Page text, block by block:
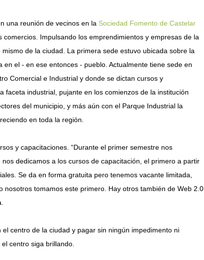
una reunión de vecinos en la Sociedad Fomento de Castelar
Impulsando los emprendimientos y empresas de la
de la ciudad. La primera sede estuvo ubicada sobre la
el - en ese entonces - pueblo. Actualmente tiene sede en
Comercial e Industrial y donde se dictan cursos y
industrial, pujante en los comienzos de la institución
del municipio, y más aún con el Parque Industrial la
en toda la región.
y capacitaciones. “Durante el primer semestre nos
dedicamos a los cursos de capacitación, el primero a partir
Se da en forma gratuita pero tenemos vacante limitada,
tomamos este primero. Hay otros también de Web 2.0
centro de la ciudad y pagar sin ningún impedimento ni
centro siga brillando.